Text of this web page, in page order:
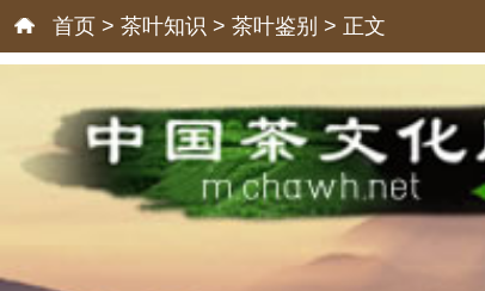
首页 > 茶叶知识 > 茶叶鉴别 > 正文